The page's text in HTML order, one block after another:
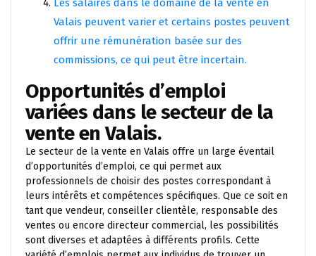
Les salaires dans le domaine de la vente en
Valais peuvent varier et certains postes peuvent
offrir une rémunération basée sur des
commissions, ce qui peut être incertain.
Opportunités d’emploi
variées dans le secteur de la
vente en Valais.
Le secteur de la vente en Valais offre un large éventail
d’opportunités d’emploi, ce qui permet aux
professionnels de choisir des postes correspondant à
leurs intérêts et compétences spécifiques. Que ce soit en
tant que vendeur, conseiller clientèle, responsable des
ventes ou encore directeur commercial, les possibilités
sont diverses et adaptées à différents profils. Cette